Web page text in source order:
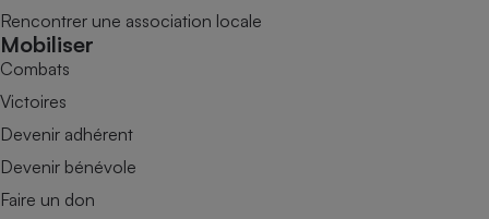
Rencontrer une association locale
Mobiliser
Combats
Victoires
Devenir adhérent
Devenir bénévole
Faire un don